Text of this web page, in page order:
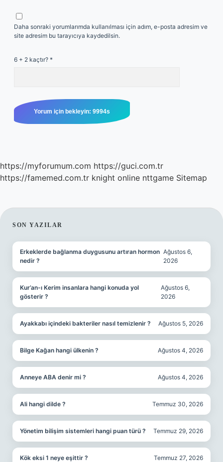
Daha sonraki yorumlarımda kullanılması için adım, e-posta adresim ve
site adresim bu tarayıcıya kaydedilsin.
6 + 2 kaçtır? *
https://myforumum.com https://guci.com.tr
https://famemed.com.tr knight online nttgame Sitemap
SIDEBAR
SON YAZILAR
Erkeklerde bağlanma duygusunu artıran hormon
nedir ?
Ağustos 6,
2026
Kur’an-ı Kerim insanlara hangi konuda yol
gösterir ?
Ağustos 6,
2026
Ayakkabı içindeki bakteriler nasıl temizlenir ? Ağustos 5, 2026
Bilge Kağan hangi ülkenin ? Ağustos 4, 2026
Anneye ABA denir mi ? Ağustos 4, 2026
Ali hangi dilde ? Temmuz 30, 2026
Yönetim bilişim sistemleri hangi puan türü ? Temmuz 29, 2026
Kök eksi 1 neye eşittir ? Temmuz 27, 2026